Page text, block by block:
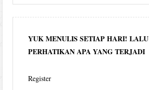
YUK MENULIS SETIAP HARI! LALU
PERHATIKAN APA YANG TERJADI
Register